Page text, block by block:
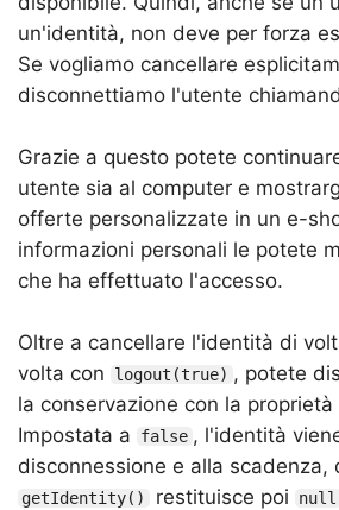
un'identità, non deve per forza
Se vogliamo cancellare
disconnettiamo l'utente
Grazie a questo potete
utente sia al computer e
offerte personalizzate in un e-
informazioni personali le potete
che ha effettuato l'accesso.
Oltre a cancellare l'identità di
volta con
logout(true) , potete
la conservazione con la proprietà
Impostata a
false , l'identità
disconnessione e alla scadenza,
getIdentity() restituisce poi null